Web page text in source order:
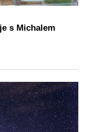
s Michalem